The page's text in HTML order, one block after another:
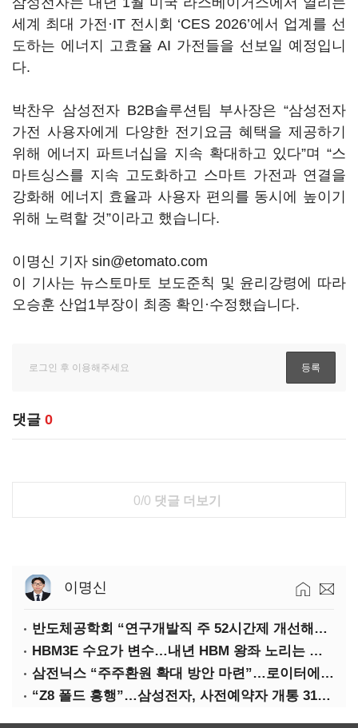
세계 최대 가전·IT 전시회 ‘CES 2026’에서 업계를 선
도하는 에너지 고효율 AI 가전들을 선보일 예정입니
다.
박찬우 삼성전자 B2B솔루션팀 부사장은 “삼성전자
가전 사용자에게 다양한 전기요금 혜택을 제공하기
위해 에너지 파트너십을 지속 확대하고 있다”며 “스
마트싱스를 지속 고도화하고 스마트 가전과 연결을
강화해 에너지 효율과 사용자 편의를 동시에 높이기
위해 노력할 것”이라고 했습니다.
이명신 기자 sin@etomato.com
이 기사는 뉴스토마토 보도준칙 및 윤리강령에 따라
오승훈 산업1부장이 최종 확인·수정했습니다.
댓글 0
0/0 댓글 더보기
이명신
반도체공학회 “연구개발직 주 52시간제 개선해야”
HBM3E 수요가 변수…내년 HBM 왕좌 노리는 삼성
삼전닉스 “주주환원 확대 방안 마련”…로이터에 성명 보내
“Z8 폴드 흥행”…삼성전자, 사전예약자 개통 31일까지 연장